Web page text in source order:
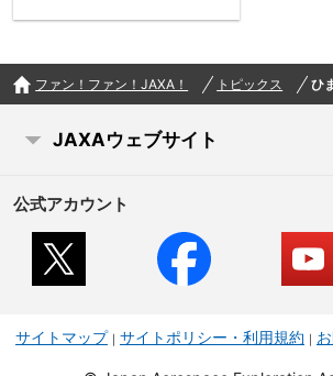
ファン！ファン！JAXA！ トピックス ひ
JAXAウェブサイト
公式アカウント
サイトマップ サイトポリシー・利用規約